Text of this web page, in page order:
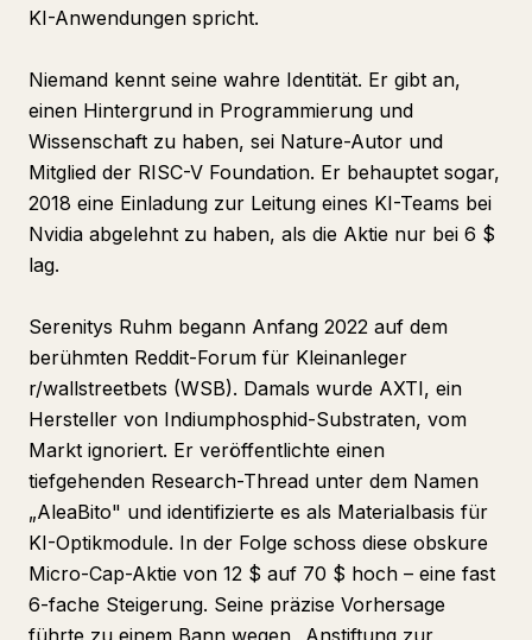
KI-Anwendungen spricht.
Niemand kennt seine wahre Identität. Er gibt an,
einen Hintergrund in Programmierung und
Wissenschaft zu haben, sei Nature-Autor und
Mitglied der RISC-V Foundation. Er behauptet sogar,
2018 eine Einladung zur Leitung eines KI-Teams bei
Nvidia abgelehnt zu haben, als die Aktie nur bei 6 $
lag.
Serenitys Ruhm begann Anfang 2022 auf dem
berühmten Reddit-Forum für Kleinanleger
r/wallstreetbets (WSB). Damals wurde AXTI, ein
Hersteller von Indiumphosphid-Substraten, vom
Markt ignoriert. Er veröffentlichte einen
tiefgehenden Research-Thread unter dem Namen
„AleaBito" und identifizierte es als Materialbasis für
KI-Optikmodule. In der Folge schoss diese obskure
Micro-Cap-Aktie von 12 $ auf 70 $ hoch – eine fast
6-fache Steigerung. Seine präzise Vorhersage
führte zu einem Bann wegen „Anstiftung zur